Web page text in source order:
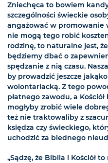
Zniechęca to bowiem
szczególności świeckie
angażować w promowanie
nie mogą tego robić
rodzinę, to naturalne jest,
będziemy dbać o
spędzanie z nią czasu.
by prowadzić jeszcze
wolontariacką. Z tego
płatnego zawodu, a
mogłyby zrobić wiele
też nie traktowaliby z
księdza czy świeckiego,
uchodzić za biednego
„Sądzę, że Biblia i Kościół